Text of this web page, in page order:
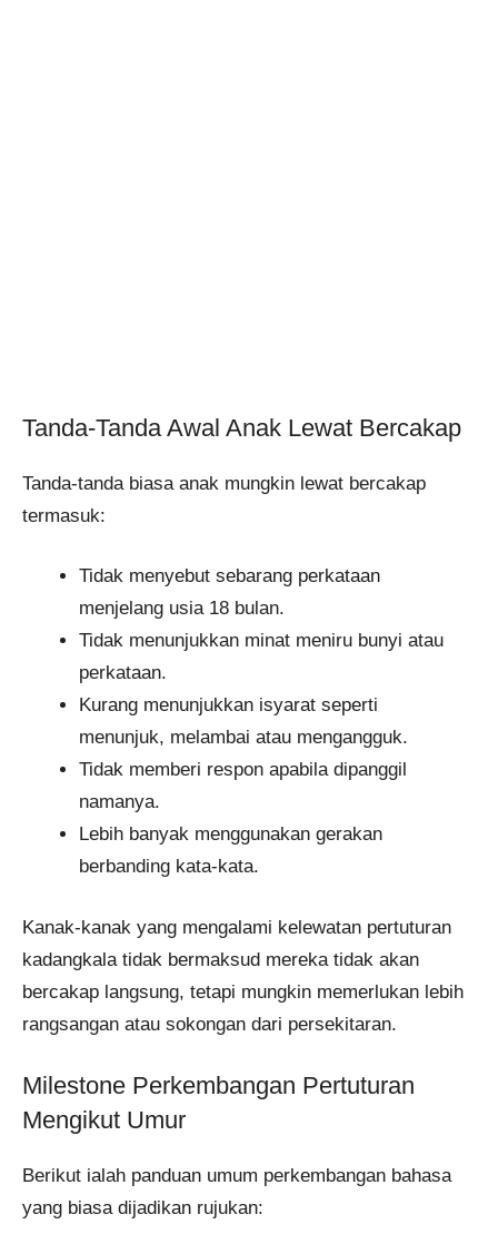
Tanda-Tanda Awal Anak Lewat Bercakap
Tanda-tanda biasa anak mungkin lewat bercakap
termasuk:
Tidak menyebut sebarang perkataan
menjelang usia 18 bulan.
Tidak menunjukkan minat meniru bunyi atau
perkataan.
Kurang menunjukkan isyarat seperti
menunjuk, melambai atau mengangguk.
Tidak memberi respon apabila dipanggil
namanya.
Lebih banyak menggunakan gerakan
berbanding kata-kata.
Kanak-kanak yang mengalami kelewatan pertuturan
kadangkala tidak bermaksud mereka tidak akan
bercakap langsung, tetapi mungkin memerlukan lebih
rangsangan atau sokongan dari persekitaran.
Milestone Perkembangan Pertuturan
Mengikut Umur
Berikut ialah panduan umum perkembangan bahasa
yang biasa dijadikan rujukan: